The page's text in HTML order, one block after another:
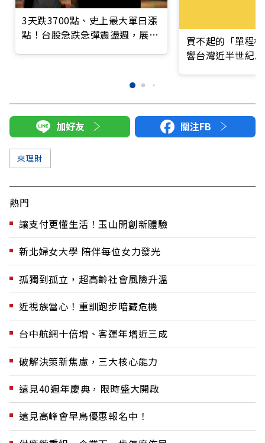
3天跌3700點、史上最大單日漲
點！台股急跌急彈震盪週，展望
買不起的「單程
響台灣近半世紀
加好友 關注FB
來理財
熱門
讓支付更懂生活！玉山開創新體驗
新北婦女大學 陪伴每位女力發光
孤獨到孤立，超高齡社會風險升溫
近視族當心！重訓跑步暗藏危機
台中航網十倍增、客運年增近三成
破解決策新焦慮，三大核心能力
遠見40週年慶典，限時盛大開啟
遠見高峰會早鳥優惠報名中！